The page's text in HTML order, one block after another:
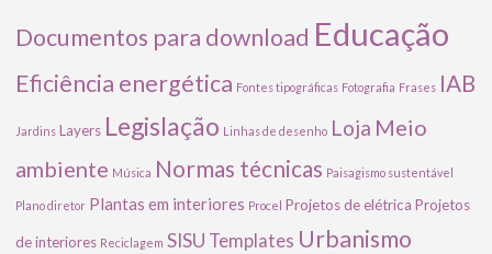
Documentos para download Educação
Eficiência energética Fontes tipográficas Fotografia Frases IAB
Jardins Layers Legislação Linhas de desenho Loja Meio
ambiente Música Normas técnicas Paisagismo sustentável
Plano diretor Plantas em interiores Procel Projetos de elétrica Projetos
de interiores Reciclagem SISU Templates Urbanismo